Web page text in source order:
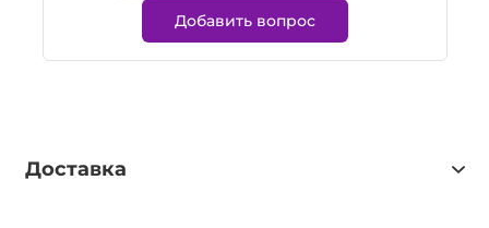
Добавить вопрос
Доставка